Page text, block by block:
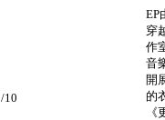
EP
穿
作
音
開
的
10